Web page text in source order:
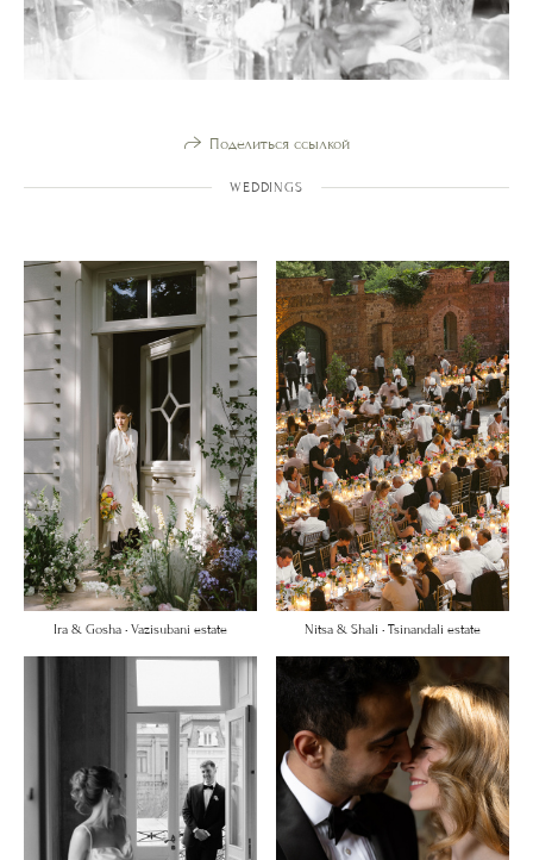
Поделиться ссылкой
WEDDINGS
Ira & Gosha • Vazisubani estate Nitsa & Shali • Tsinandali estate